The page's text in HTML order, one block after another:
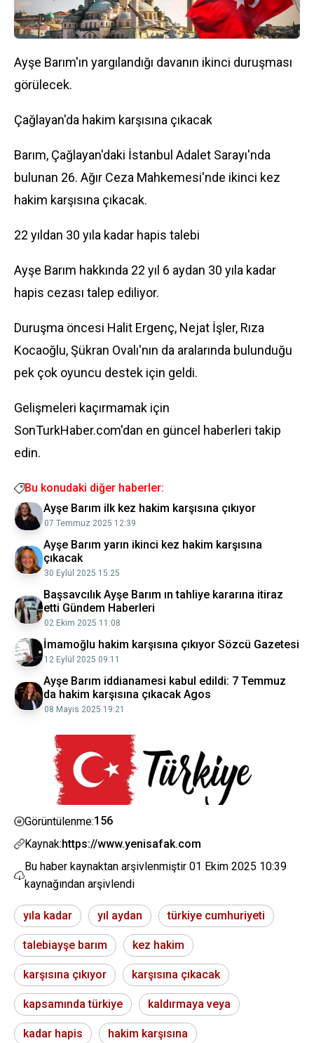
Ayşe Barım'ın yargılandığı davanın ikinci duruşması
görülecek.
Çağlayan'da hakim karşısına çıkacak
Barım, Çağlayan'daki İstanbul Adalet Sarayı'nda
bulunan 26. Ağır Ceza Mahkemesi'nde ikinci kez
hakim karşısına çıkacak.
22 yıldan 30 yıla kadar hapis talebi
Ayşe Barım hakkında 22 yıl 6 aydan 30 yıla kadar
hapis cezası talep ediliyor.
Duruşma öncesi Halit Ergenç, Nejat İşler, Rıza
Kocaoğlu, Şükran Ovalı'nın da aralarında bulunduğu
pek çok oyuncu destek için geldi.
Gelişmeleri kaçırmamak için
SonTurkHaber.com'dan en güncel haberleri takip
edin.
Bu konudaki diğer haberler:
Ayşe Barım ilk kez hakim karşısına çıkıyor
07 Temmuz 2025 12:39
Ayşe Barım yarın ikinci kez hakim karşısına
çıkacak
30 Eylül 2025 15:25
Başsavcılık Ayşe Barım ın tahliye kararına itiraz
etti Gündem Haberleri
02 Ekim 2025 11:08
İmamoğlu hakim karşısına çıkıyor Sözcü Gazetesi
12 Eylül 2025 09:11
Ayşe Barım iddianamesi kabul edildi: 7 Temmuz
da hakim karşısına çıkacak Agos
08 Mayıs 2025 19:21
Görüntülenme:156
Kaynak:https://www.yenisafak.com
Bu haber kaynaktan arşivlenmiştir 01 Ekim 2025 10:39
kaynağından arşivlendi
yıla kadar yıl aydan türkiye cumhuriyeti
talebiayşe barım kez hakim
karşısına çıkıyor karşısına çıkacak
kapsamında türkiye kaldırmaya veya
kadar hapis hakim karşısına